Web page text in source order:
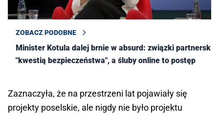
ZOBACZ PODOBNE
Minister Kotula dalej brnie w absurd: związki partnerskie
"kwestią bezpieczeństwa", a śluby online to postęp
Zaznaczyła, że na przestrzeni lat pojawiały się
projekty poselskie, ale nigdy nie było projektu